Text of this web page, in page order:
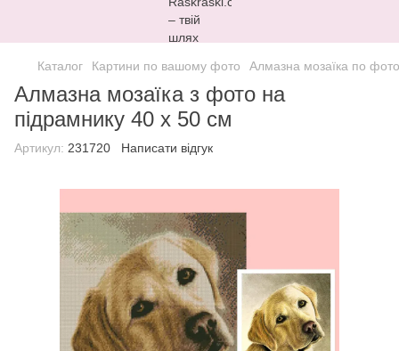
Каталог Картини по вашому фото Алмазна мозаїка по
Алмазна мозаїка з фото на
підрамнику 40 х 50 см
Артикул: 231720 Написати відгук